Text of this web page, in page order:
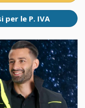
per le P. IVA